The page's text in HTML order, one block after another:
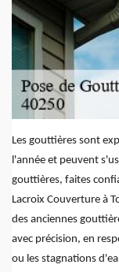
Les gouttières sont
l'année et peuvent
gouttières, faites
Lacroix Couverture à
des anciennes
avec précision, en
ou les stagnations